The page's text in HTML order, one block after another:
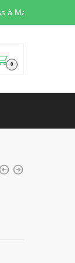
&
0